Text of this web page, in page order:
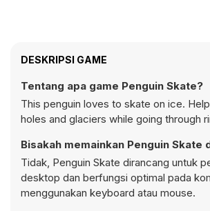
DESKRIPSI GAME
Tentang apa game Penguin Skate?
This penguin loves to skate on ice.
holes and glaciers while going through
Bisakah memainkan Penguin Skate
Tidak, Penguin Skate dirancang untuk
desktop dan berfungsi optimal pada
menggunakan keyboard atau mouse.